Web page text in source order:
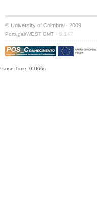
© University of Coimbra · 2009
Portugal/WEST GMT · S:147
Parse Time: 0.066s